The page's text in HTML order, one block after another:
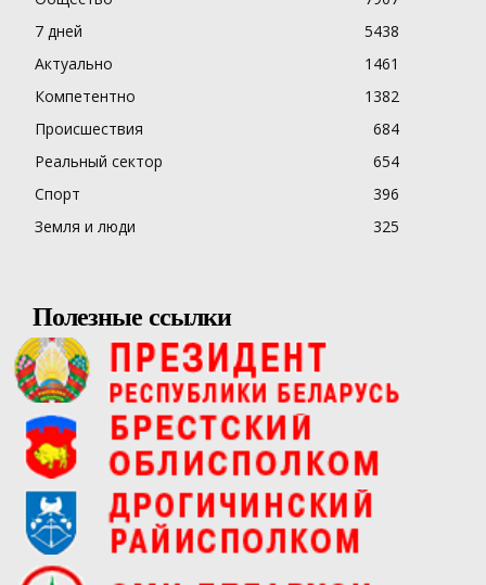
7 дней
5438
Актуально
1461
Компетентно
1382
Происшествия
684
Реальный сектор
654
Спорт
396
Земля и люди
325
Полезные ссылки